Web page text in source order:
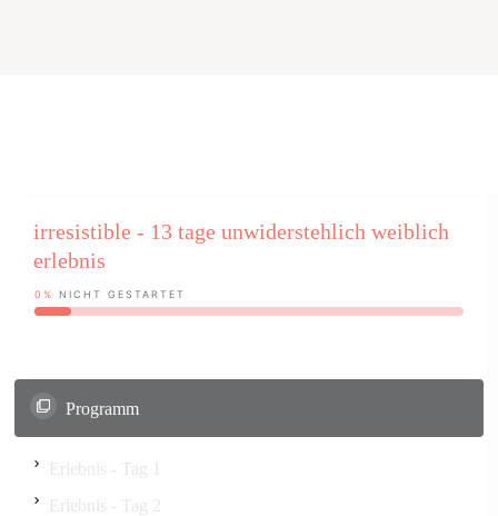
irresistible - 13 tage unwiderstehlich weiblich
erlebnis
0% NICHT GESTARTET
Programm
Erlebnis - Tag 1
Erlebnis - Tag 2